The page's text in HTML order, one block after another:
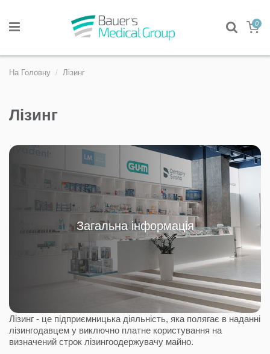
0
На Головну Лізинг
Лізинг
Загальна інформація
Лізинг - це підприємницька діяльність, яка полягає в наданні
лізингодавцем у виключно платне користування на
визначений строк лізингоодержувачу майно.